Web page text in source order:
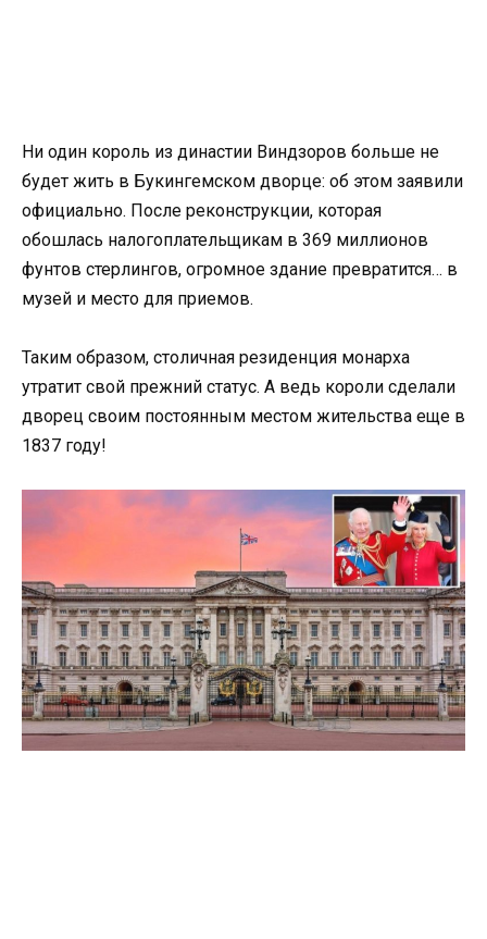
Ни один король из династии Виндзоров больше не
будет жить в Букингемском дворце: об этом заявили
официально. После реконструкции, которая
обошлась налогоплательщикам в 369 миллионов
фунтов стерлингов, огромное здание превратится… в
музей и место для приемов.
Таким образом, столичная резиденция монарха
утратит свой прежний статус. А ведь короли сделали
дворец своим постоянным местом жительства еще в
1837 году!